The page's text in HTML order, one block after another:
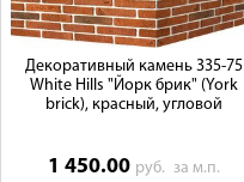
Декоративный камень 335-75
White Hills "Йорк брик" (York
brick), красный, угловой
1 450.00 руб.за м.п.